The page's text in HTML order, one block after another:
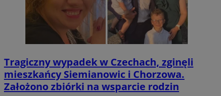
Tragiczny wypadek w Czechach, zginęli
mieszkańcy Siemianowic i Chorzowa.
Założono zbiórki na wsparcie rodzin